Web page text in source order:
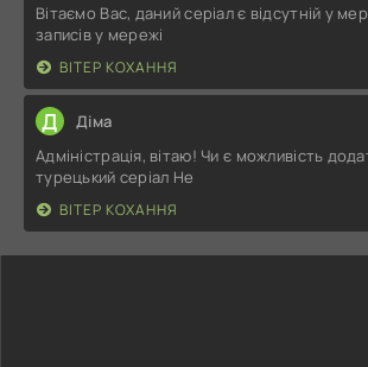
Вітаємо Вас, даний серіал є відсутній у
записів у мережі
ВІТЕР КОХАННЯ
Д Діма
Адміністрація, вітаю! Чи є можливість
турецький серіал Не
ВІТЕР КОХАННЯ